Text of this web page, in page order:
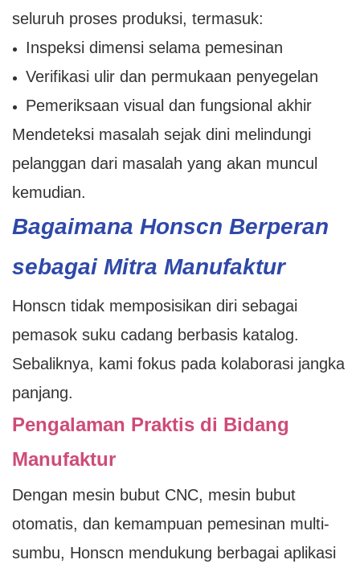
seluruh proses produksi, termasuk:
Inspeksi dimensi selama pemesinan
Verifikasi ulir dan permukaan penyegelan
Pemeriksaan visual dan fungsional akhir
Mendeteksi masalah sejak dini melindungi
pelanggan dari masalah yang akan muncul
kemudian.
Bagaimana Honscn Berperan
sebagai Mitra Manufaktur
Honscn tidak memposisikan diri sebagai
pemasok suku cadang berbasis katalog.
Sebaliknya, kami fokus pada kolaborasi jangka
panjang.
Pengalaman Praktis di Bidang
Manufaktur
Dengan mesin bubut CNC, mesin bubut
otomatis, dan kemampuan pemesinan multi-
sumbu, Honscn mendukung berbagai aplikasi